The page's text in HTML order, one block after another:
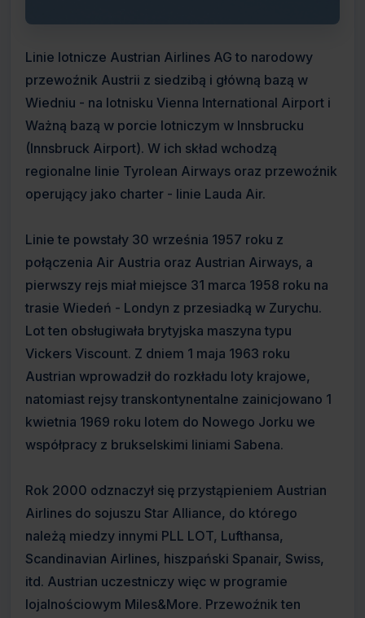
Linie lotnicze Austrian Airlines AG to narodowy
przewoźnik Austrii z siedzibą i główną bazą w
Wiedniu - na lotnisku Vienna International Airport i
Ważną bazą w porcie lotniczym w Innsbrucku
(Innsbruck Airport). W ich skład wchodzą
regionalne linie Tyrolean Airways oraz przewoźnik
operujący jako charter - linie Lauda Air.
Linie te powstały 30 września 1957 roku z
połączenia Air Austria oraz Austrian Airways, a
pierwszy rejs miał miejsce 31 marca 1958 roku na
trasie Wiedeń - Londyn z przesiadką w Zurychu.
Lot ten obsługiwała brytyjska maszyna typu
Vickers Viscount. Z dniem 1 maja 1963 roku
Austrian wprowadził do rozkładu loty krajowe,
natomiast rejsy transkontynentalne zainicjowano 1
kwietnia 1969 roku lotem do Nowego Jorku we
współpracy z brukselskimi liniami Sabena.
Rok 2000 odznaczył się przystąpieniem Austrian
Airlines do sojuszu Star Alliance, do którego
należą miedzy innymi PLL LOT, Lufthansa,
Scandinavian Airlines, hiszpański Spanair, Swiss,
itd. Austrian uczestniczy więc w programie
lojalnościowym Miles&More. Przewoźnik ten